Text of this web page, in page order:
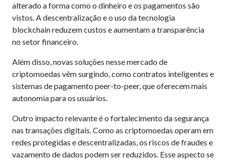
alterado a forma como o dinheiro e os pagamentos são
vistos. A descentralização e o uso da tecnologia
blockchain reduzem custos e aumentam a transparência
no setor financeiro.
Além disso, novas soluções nesse mercado de
criptomoedas vêm surgindo, como contratos inteligentes e
sistemas de pagamento peer-to-peer, que oferecem mais
autonomia para os usuários.
Outro impacto relevante é o fortalecimento da segurança
nas transações digitais. Como as criptomoedas operam em
redes protegidas e descentralizadas, os riscos de fraudes e
vazamento de dados podem ser reduzidos. Esse aspecto se